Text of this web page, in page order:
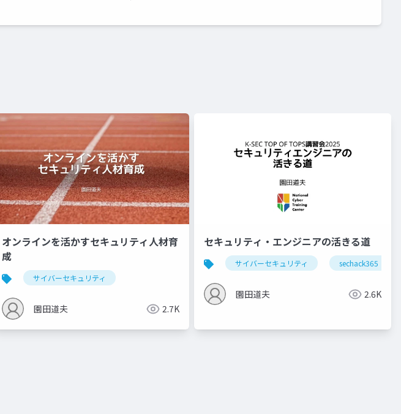
sechack365
オンラインを活かすセキュリティ人材育
成
サイバーセキュリティ
園田道夫 2.7K
セキュリティ・エンジニアの活きる道
サイバーセキュリティ sechack365
園田道夫 2.6K